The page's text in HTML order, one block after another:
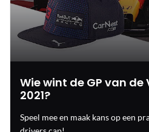
Wie wint de GP van
2021?
Speel mee en maak kans op een